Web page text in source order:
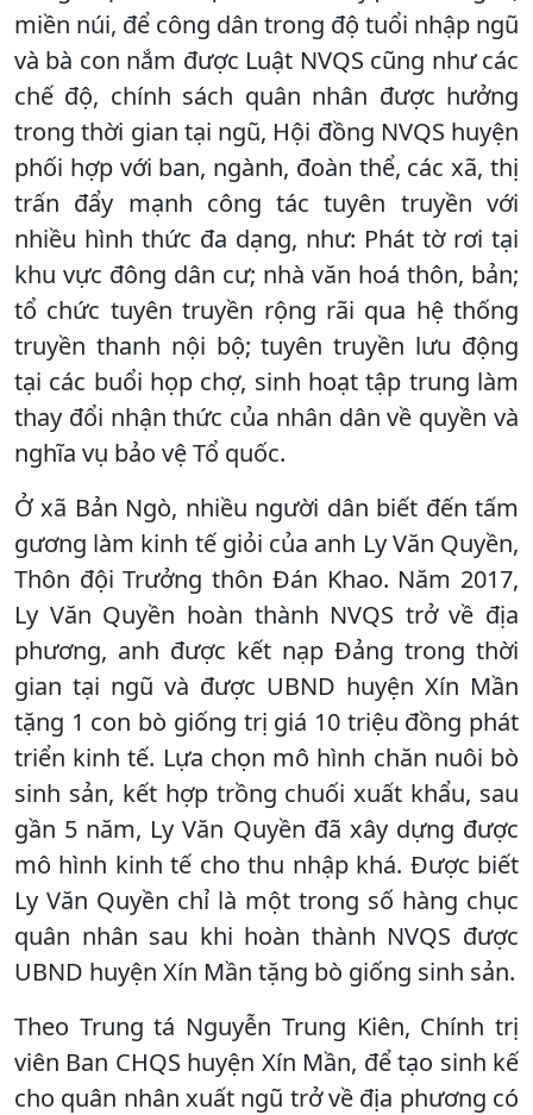
miền núi, để công dân trong độ tuổi nhập ngũ
và bà con nắm được Luật NVQS cũng như các
chế độ, chính sách quân nhân được hưởng
trong thời gian tại ngũ, Hội đồng NVQS huyện
phối hợp với ban, ngành, đoàn thể, các xã, thị
trấn đẩy mạnh công tác tuyên truyền với
nhiều hình thức đa dạng, như: Phát tờ rơi tại
khu vực đông dân cư; nhà văn hoá thôn, bản;
tổ chức tuyên truyền rộng rãi qua hệ thống
truyền thanh nội bộ; tuyên truyền lưu động
tại các buổi họp chợ, sinh hoạt tập trung làm
thay đổi nhận thức của nhân dân về quyền và
nghĩa vụ bảo vệ Tổ quốc.
Ở xã Bản Ngò, nhiều người dân biết đến tấm
gương làm kinh tế giỏi của anh Ly Văn Quyền,
Thôn đội Trưởng thôn Đán Khao. Năm 2017,
Ly Văn Quyền hoàn thành NVQS trở về địa
phương, anh được kết nạp Đảng trong thời
gian tại ngũ và được UBND huyện Xín Mần
tặng 1 con bò giống trị giá 10 triệu đồng phát
triển kinh tế. Lựa chọn mô hình chăn nuôi bò
sinh sản, kết hợp trồng chuối xuất khẩu, sau
gần 5 năm, Ly Văn Quyền đã xây dựng được
mô hình kinh tế cho thu nhập khá. Được biết
Ly Văn Quyền chỉ là một trong số hàng chục
quân nhân sau khi hoàn thành NVQS được
UBND huyện Xín Mần tặng bò giống sinh sản.
Theo Trung tá Nguyễn Trung Kiên, Chính trị
viên Ban CHQS huyện Xín Mần, để tạo sinh kế
cho quân nhân xuất ngũ trở về địa phương có